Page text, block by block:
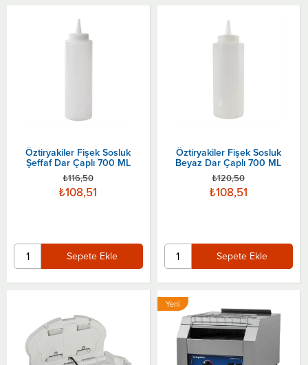
Öztiryakiler Fişek Sosluk
Şeffaf Dar Çaplı 700 ML
₺108,51
₺116,50
Sepete Ekle
Öztiryakiler Fişek Sosluk
Beyaz Dar Çaplı 700 ML
₺108,51
₺120,50
Sepete Ekle
Yeni